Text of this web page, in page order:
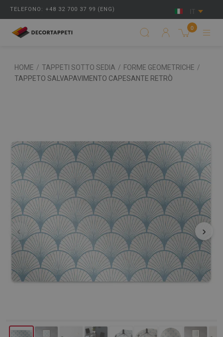
TELEFONO: +48 32 700 37 99 (ENG)
0
HOME / TAPPETI SOTTO SEDIA / FORME GEOMETRICHE /
TAPPETO SALVAPAVIMENTO CAPESANTE RETRÒ
‹ ›